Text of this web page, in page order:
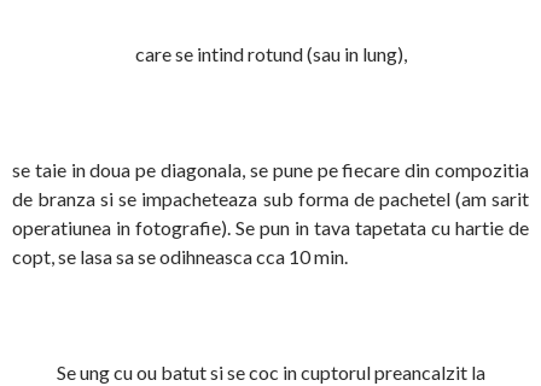
care se intind rotund (sau in lung),
se taie in doua pe diagonala, se pune pe fiecare din compozitia
de branza si se impacheteaza sub forma de pachetel (am sarit
operatiunea in fotografie). Se pun in tava tapetata cu hartie de
copt, se lasa sa se odihneasca cca 10 min.
Se ung cu ou batut si se coc in cuptorul preancalzit la